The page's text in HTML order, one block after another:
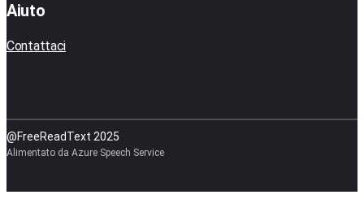
Aiuto
Contattaci
@FreeReadText 2025
Alimentato da Azure Speech Service